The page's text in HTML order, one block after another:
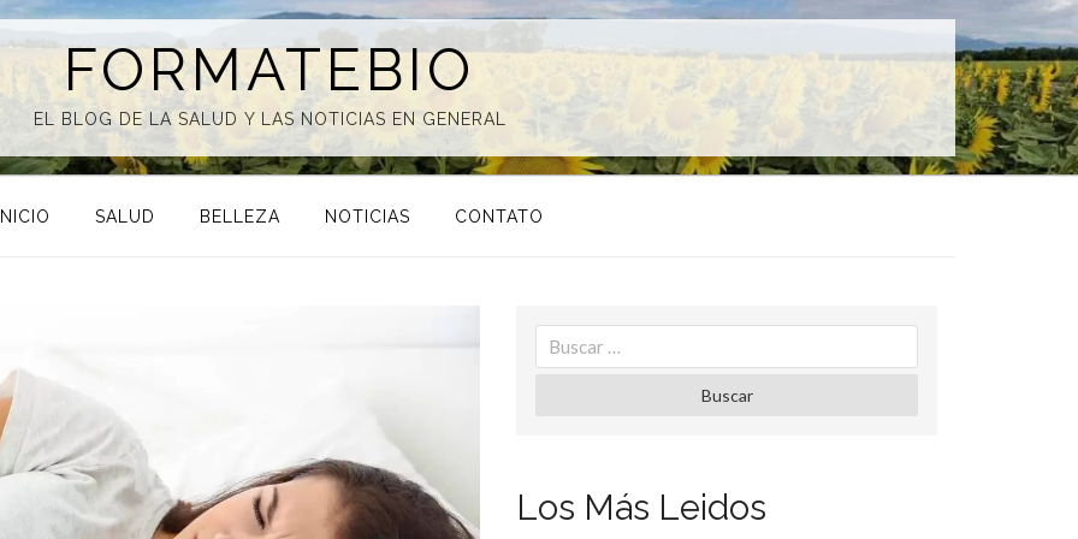
FORMATEBIO
EL BLOG DE LA SALUD Y LAS NOTICIAS EN GENERAL
INICIO SALUD BELLEZA NOTICIAS CONTATO
Search
for:
Buscar
Los Más Leidos